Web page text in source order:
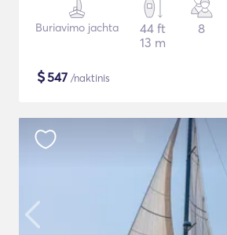
Buriavimo jachta
44 ft
13 m
8
$547 /naktinis